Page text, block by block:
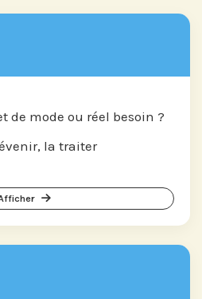
de mode ou réel besoin ?
la traiter